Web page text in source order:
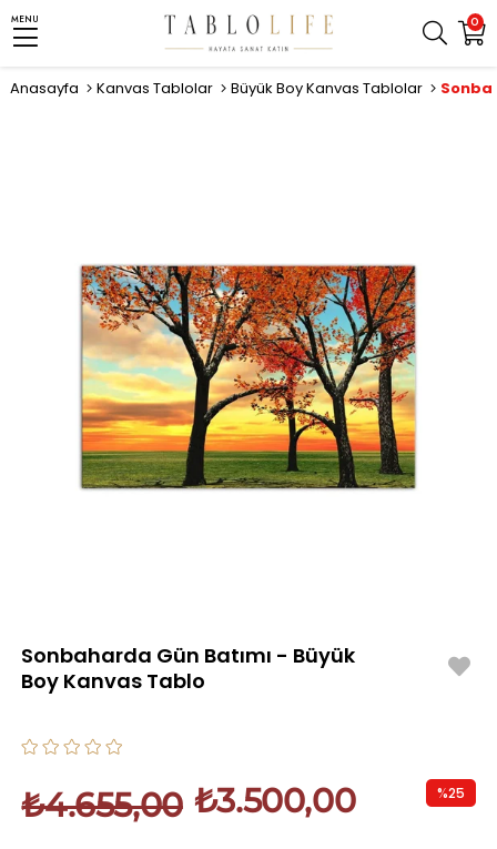
0
MENU
Anasayfa Kanvas Tablolar Büyük Boy Kanvas Tablolar
Sonbaharda Gün Batımı - Büyük
Boy Kanvas Tablo
₺4.655,00 ₺3.500,00 %25